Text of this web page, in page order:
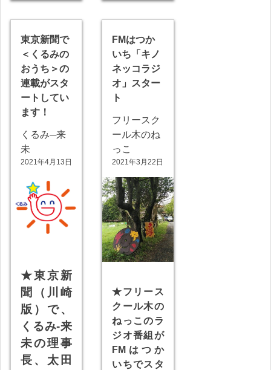
東京新聞で
＜くるみの
おうち＞の
連載がスタ
ートしてい
ます！
くるみ─来
未
2021年4月13日
★東京新
聞（川崎
版）で、
くるみ-来
未の理事
長、太田
FMはつか
いち「キノ
ネッコラジ
オ」スター
ト
フリースク
ール木のね
っこ
2021年3月22日
★フリース
クール木の
ねっこのラ
ジオ番組が
FMはつか
いちでスタ